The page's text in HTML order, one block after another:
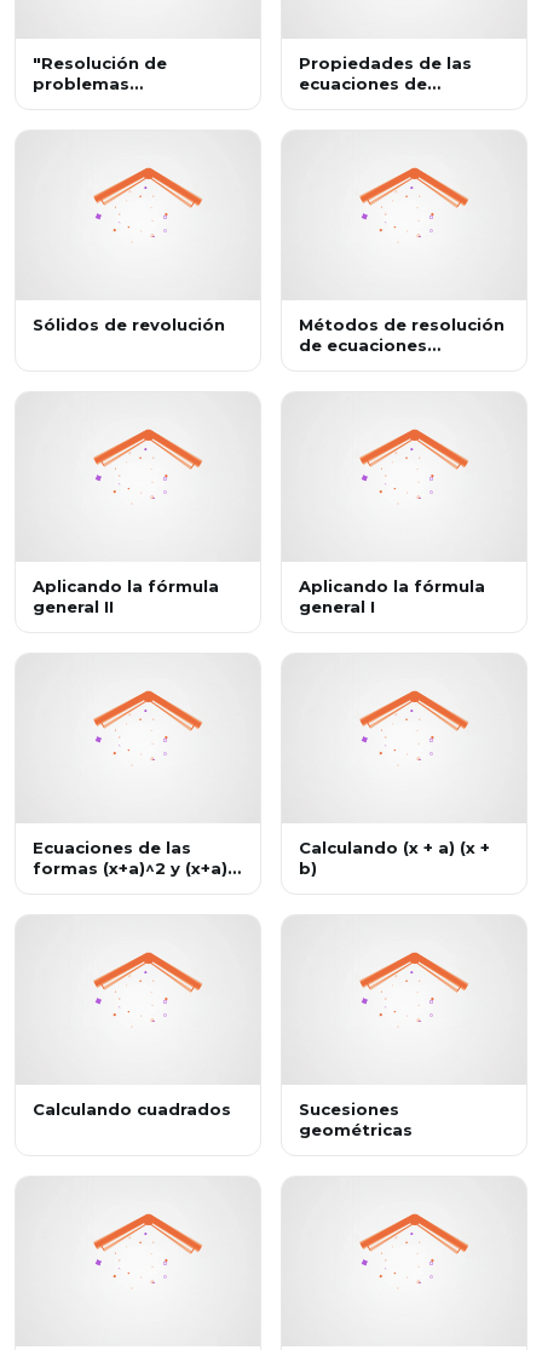
"Resolución de
problemas
Propiedades de las
ecuaciones de
Sólidos de revolución
Métodos de resolución
de ecuaciones
Aplicando la fórmula
general II
Aplicando la fórmula
general I
Ecuaciones de las
formas (x+a)^2 y (x+a)
Calculando (x + a) (x +
b)
Calculando cuadrados
Sucesiones
geométricas